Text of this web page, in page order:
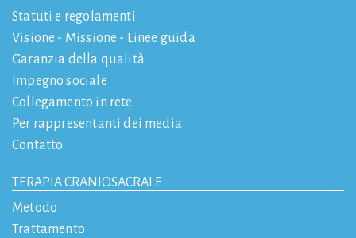
Statuti e regolamenti
Visione - Missione - Linee guida
Garanzia della qualità
Impegno sociale
Collegamento in rete
Per rappresentanti dei media
Contatto
TERAPIA CRANIOSACRALE
Metodo
Trattamento